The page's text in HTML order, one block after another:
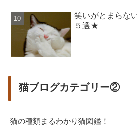
笑いがとまらな
５選★
猫ブログカテゴリー②
猫の種類まるわかり猫図鑑！